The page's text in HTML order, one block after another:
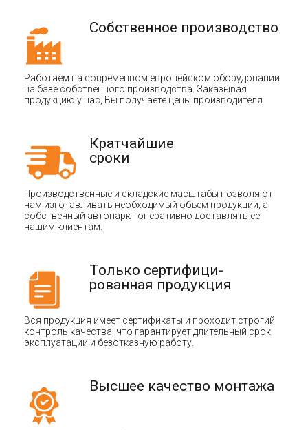
Собственное производство
Работаем на современном европейском оборудовании
на базе собственного производства. Заказывая
продукцию у нас, Вы получаете цены производителя.
Кратчайшие
сроки
Производственные и складские масштабы позволяют
нам изготавливать необходимый объем продукции, а
собственный автопарк - оперативно доставлять её
нашим клиентам.
Только сертифици-
рованная продукция
Вся продукция имеет сертификаты и проходит строгий
контроль качества, что гарантирует длительный срок
эксплуатации и безотказную работу.
Высшее качество монтажа